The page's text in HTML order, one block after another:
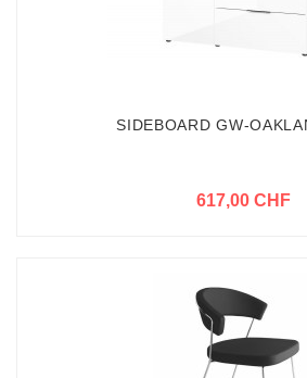
SIDEBOARD GW-
617,00 CHF